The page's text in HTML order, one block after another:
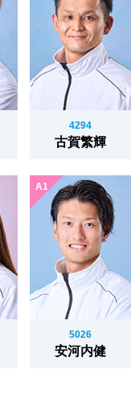
4294
古賀繁輝
5026
安河内健